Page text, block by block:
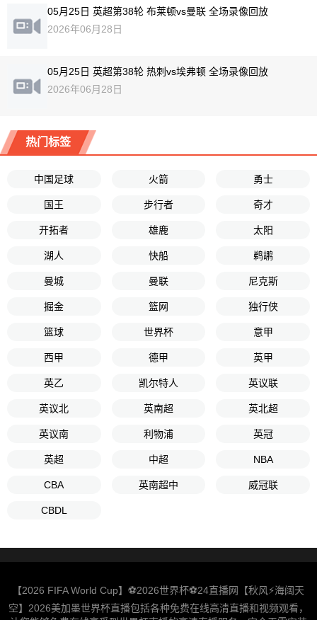
05月25日 英超第38轮 布莱顿vs曼联 全场录像回放
2026年06月28日
05月25日 英超第38轮 热刺vs埃弗顿 全场录像回放
2026年06月28日
热门标签
中国足球 火箭 勇士
国王 步行者 奇才
开拓者 雄鹿 太阳
湖人 快船 鹈鹕
曼城 曼联 尼克斯
掘金 篮网 独行侠
篮球 世界杯 意甲
西甲 德甲 英甲
英乙 凯尔特人 英议联
英议北 英南超 英北超
英议南 利物浦 英冠
英超 中超 NBA
CBA 英南超中 威冠联
CBDL
【2026 FIFA World Cup】⚽2026世界杯⚽24直播网【秋风⚡️海阔天
空】2026美加墨世界杯直播包括各种免费在线高清直播和视频观看，